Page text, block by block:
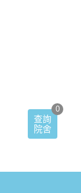
查詢
院舍
0